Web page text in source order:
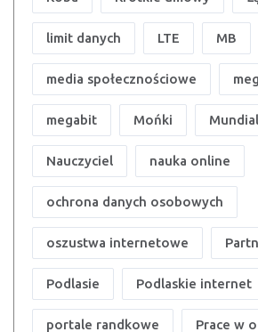
limit danych LTE MB
media społecznościowe
megabit Mońki
Nauczyciel nauka online
ochrona danych osobowych
oszustwa internetowe
Podlasie Podlaskie internet
portale randkowe Prace w